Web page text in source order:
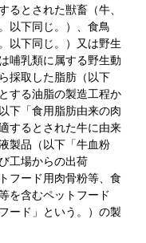
るとされた獣畜（牛、
以下同じ。）、食鳥
以下同じ。）又は野生
哺乳類に属する野生動
採取した脂肪（以下
する油脂の製造工程か
下「食用脂肪由来の肉
するとされた牛に由来
製品（以下「牛血粉
工場からの出荷
フード用肉骨粉等、食
を含むペットフード
ード」という。）の製